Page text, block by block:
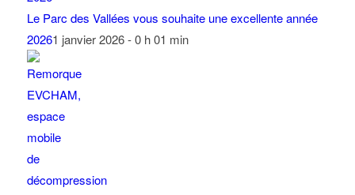
Le Parc des Vallées vous souhaite une excellente année
20261 janvier 2026 - 0 h 01 min